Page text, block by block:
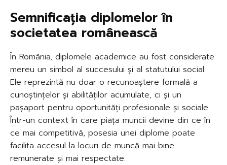
Semnificația diplomelor în
societatea românească
În România, diplomele academice au fost considerate
mereu un simbol al succesului și al statutului social.
Ele reprezintă nu doar o recunoaștere formală a
cunoștințelor și abilităților acumulate, ci și un
pașaport pentru oportunități profesionale și sociale.
Într-un context în care piața muncii devine din ce în
ce mai competitivă, posesia unei diplome poate
facilita accesul la locuri de muncă mai bine
remunerate și mai respectate.